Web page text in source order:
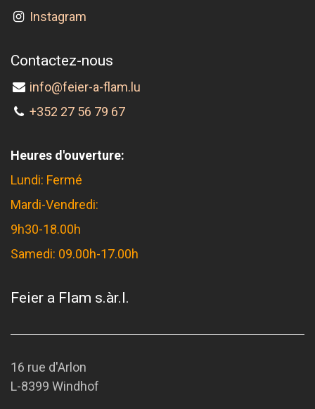
Instagram
Contactez-nous
info@feier-a-flam.lu
+352 27 56 79 67
Heures d'ouverture:
Lundi: Fermé
Mardi-Vendredi:
9h30-18.00h
Samedi: 09.00h-17.00h
Feier a Flam s.àr.l.
16 rue d'Arlon
L-8399 Windhof